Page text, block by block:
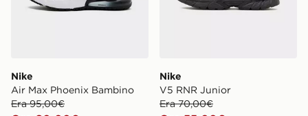
Nike
Air Max Phoenix Bambino
Era 95,00€
Nike
V5 RNR Junior
Era 70,00€